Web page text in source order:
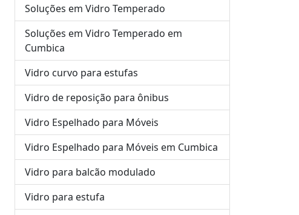
Soluções em Vidro Temperado
Soluções em Vidro Temperado em
Cumbica
Vidro curvo para estufas
Vidro de reposição para ônibus
Vidro Espelhado para Móveis
Vidro Espelhado para Móveis em Cumbica
Vidro para balcão modulado
Vidro para estufa